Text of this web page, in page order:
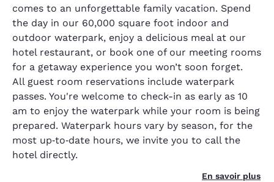
comes to an unforgettable family vacation. Spend
the day in our 60,000 square foot indoor and
outdoor waterpark, enjoy a delicious meal at our
hotel restaurant, or book one of our meeting rooms
for a getaway experience you won’t soon forget.
All guest room reservations include waterpark
passes. You're welcome to check-in as early as 10
am to enjoy the waterpark while your room is being
prepared. Waterpark hours vary by season, for the
most up‑to‑date hours, we invite you to call the
hotel directly.
En savoir plus